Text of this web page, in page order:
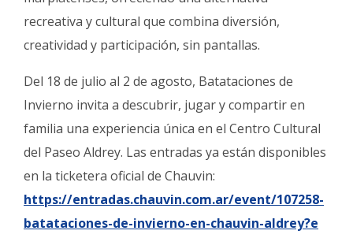
recreativa y cultural que combina diversión,
creatividad y participación, sin pantallas.
Del 18 de julio al 2 de agosto, Batataciones de
Invierno invita a descubrir, jugar y compartir en
familia una experiencia única en el Centro Cultural
del Paseo Aldrey. Las entradas ya están disponibles
en la ticketera oficial de Chauvin:
https://entradas.chauvin.com.ar/event/107258-
batataciones-de-invierno-en-chauvin-aldrey?e